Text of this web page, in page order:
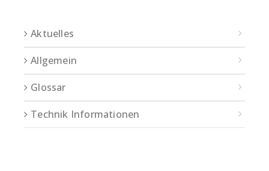
Aktuelles
Allgemein
Glossar
Technik Informationen